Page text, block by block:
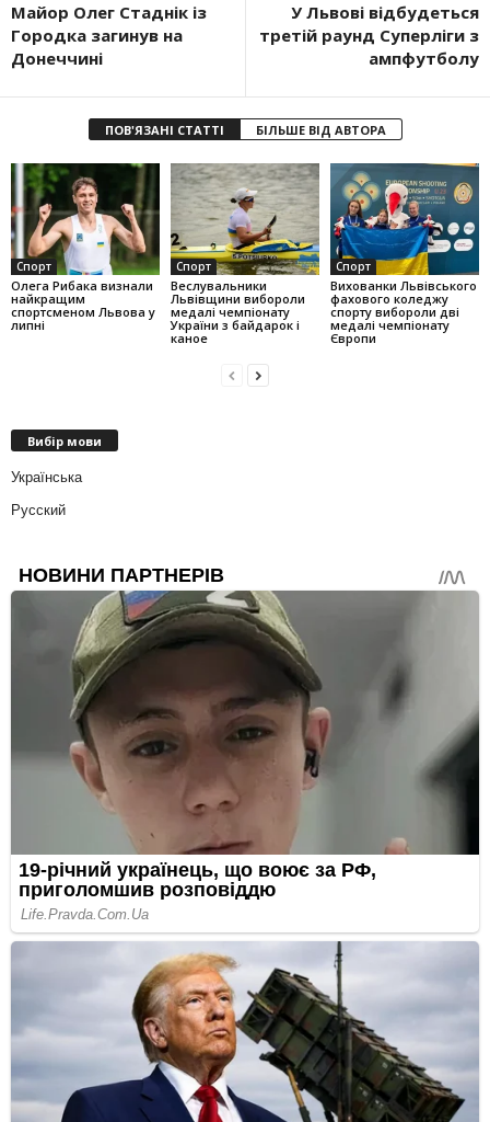
Майор Олег Стаднік із
Городка загинув на
Донеччині
У Львові відбудеться
третій раунд Суперліги з
ампфутболу
ПОВ'ЯЗАНІ СТАТТІ БІЛЬШЕ ВІД АВТОРА
Спорт
Олега Рибака визнали
найкращим
спортсменом Львова у
липні
Спорт
Веслувальники
Львівщини вибороли
медалі чемпіонату
України з байдарок і
каное
Спорт
Вихованки Львівського
фахового коледжу
спорту вибороли дві
медалі чемпіонату
Європи
Вибір мови
Українська
Русский